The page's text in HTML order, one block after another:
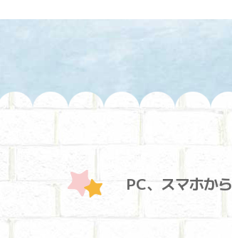
PC、スマホから